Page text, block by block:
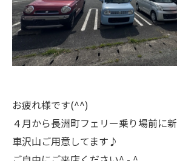
お疲れ様です(^^)
４月から長洲町フェリー乗り場前に
車沢山ご用意してます♪